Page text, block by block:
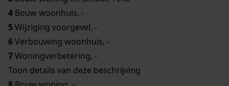
4 Bouw woonhuis, -
5Wijziging voorgevel, -
6Verbouwing woonhuis, -
7Woningverbetering, -
Toon details van deze beschrijving